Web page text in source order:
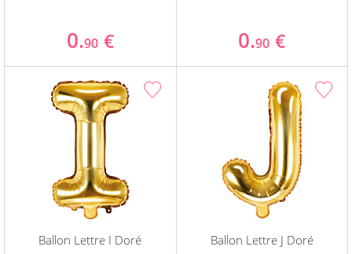
0.90 € 0.90 €
Ballon Lettre I Doré Ballon Lettre J Doré